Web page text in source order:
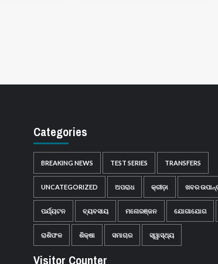
Categories
BREAKING NEWS TEST SERIES TRANSFERS
UNCATEGORIZED ଅପରାଧ କ୍ରୀଡ଼ା ଖବର
ପର୍ଯ୍ୟଟନ ବ୍ୟବସାୟ ମନୋରଞ୍ଜନ ଯୋଗାଯୋଗ
ରାଶିଫଳ ଶିକ୍ଷା ସମାଚାର ସ୍ୱାସ୍ଥ୍ୟ
Visitor Counter